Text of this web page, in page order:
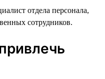
отдела персонала,
сотрудников.